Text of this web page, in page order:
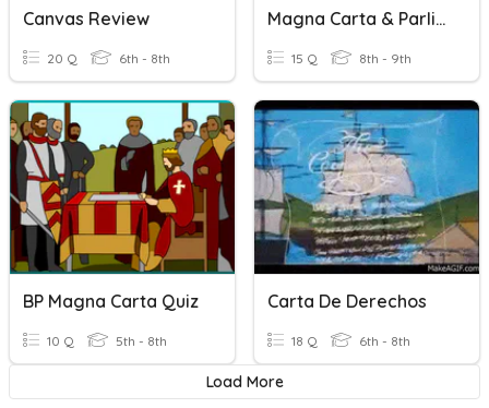
Canvas Review
20 Q 6th - 8th
Magna Carta & Parliament
15 Q 8th - 9th
BP Magna Carta Quiz
10 Q 5th - 8th
Carta De Derechos
18 Q 6th - 8th
Load More